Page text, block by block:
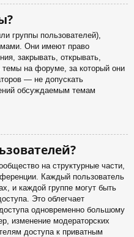
группы пользователей),
Они имеют право
закрывать, открывать,
на форуме, за который они
— не допускать
обсуждаемым темам
на структурные части,
Каждый пользователь
и каждой группе могут быть
Это облегчает
одновременно большому
изменение модераторских
доступа к приватным